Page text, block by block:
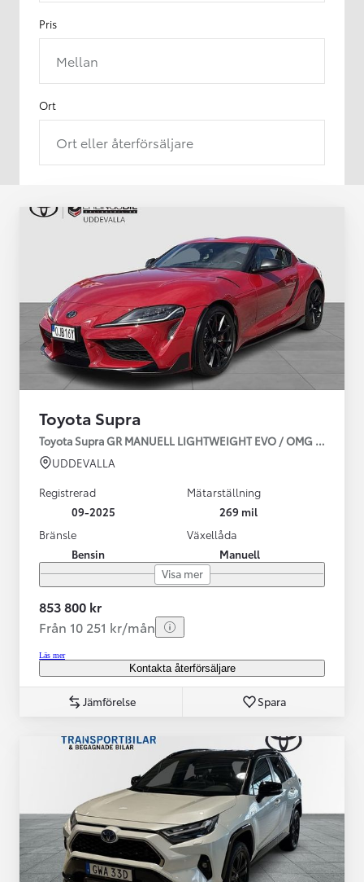
Pris
Mellan
Ort
Ort eller återförsäljare
Toyota Supra
Toyota Supra GR MANUELL LIGHTWEIGHT EVO / OMG LEV!
UDDEVALLA
Registrerad
09-2025
Mätarställning
269 mil
Bränsle
Bensin
Växellåda
Manuell
Visa mer
853 800 kr
Från 10 251 kr/mån
Läs mer
Kontakta återförsäljare
Jämförelse Spara